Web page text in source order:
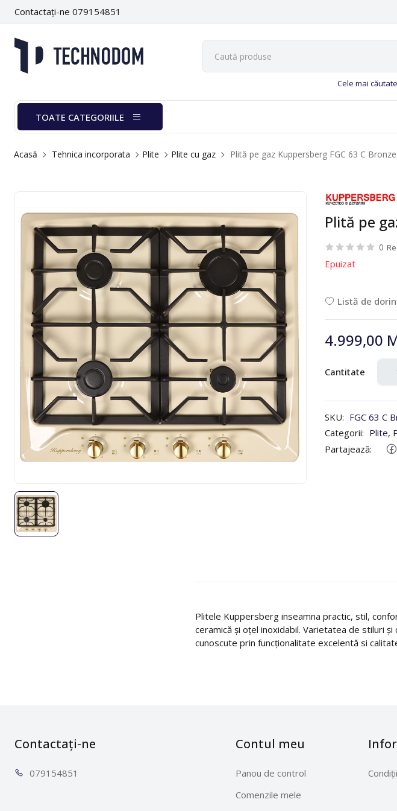
Contactați-ne 079154851
Cele mai
TOATE CATEGORIILE
Acasă Tehnica incorporata Plite Plite cu gaz Plită pe gaz Kuppersberg FGC 63 C Bronze
Plită pe
0
Epuizat
Listă de
4.999,00
Cantitate
SKU: FGC 63 C
Categorii: Plite,
Partajează:
Plitele Kuppersberg inseamna practic, stil,
ceramică și oțel inoxidabil. Varietatea de stiluri
cunoscute prin funcționalitate excelentă si
Contactați-ne
0791 54851
Contul meu
Panou de control
Comenzile mele